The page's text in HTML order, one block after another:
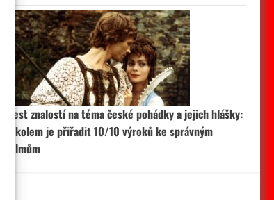
Test znalostí na téma české pohádky a jejich hlášky:
Úkolem je přiřadit 10/10 výroků ke správným
filmům